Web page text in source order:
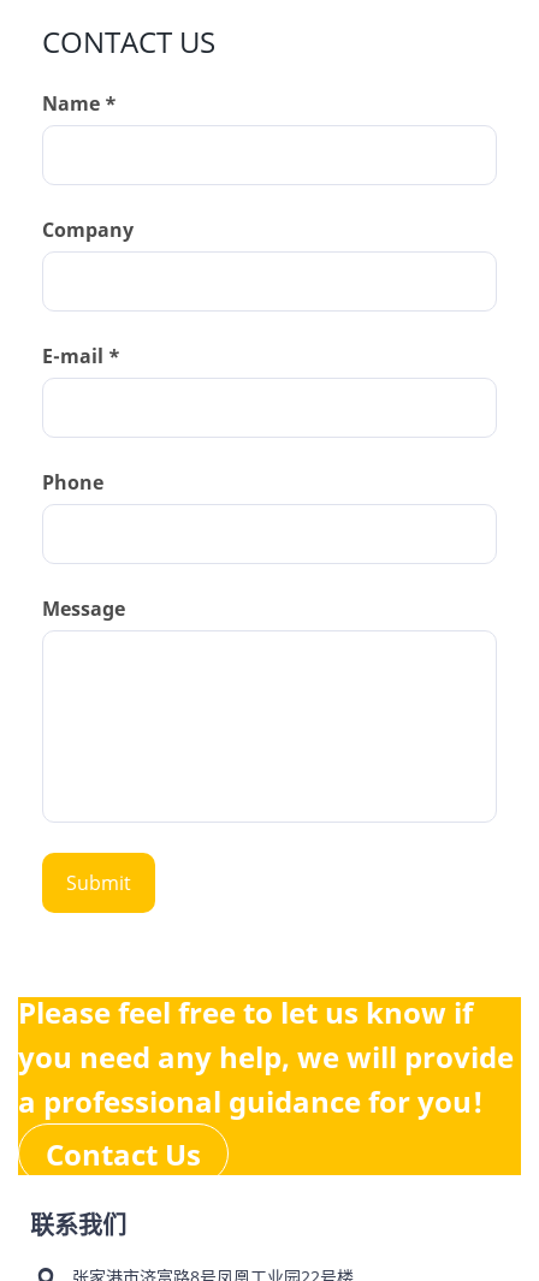
CONTACT US
Name *
Company
E-mail *
Phone
Message
Please feel free to let us know if
you need any help, we will provide
a professional guidance for you!
Contact Us
联系我们